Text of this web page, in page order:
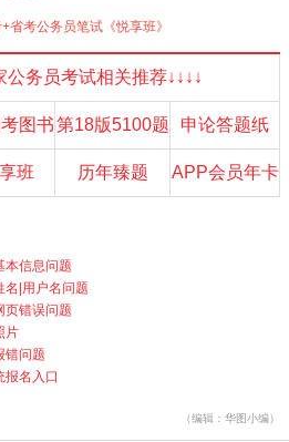
考公务员笔试《悦享班》
公务员考试相关推荐↓↓↓↓
图书第18版5100题 申论答题纸
班 历年臻题 APP会员年卡
本信息问题
名|用户名问题
页错误问题
片
错问题
报名入口
（编辑：华图小编）